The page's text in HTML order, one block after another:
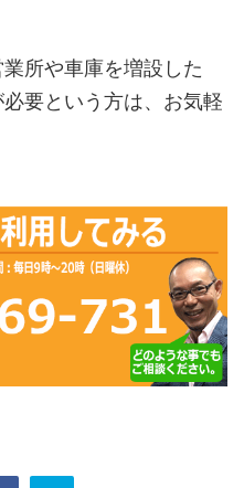
所や車庫を増設した
要という方は、お気軽